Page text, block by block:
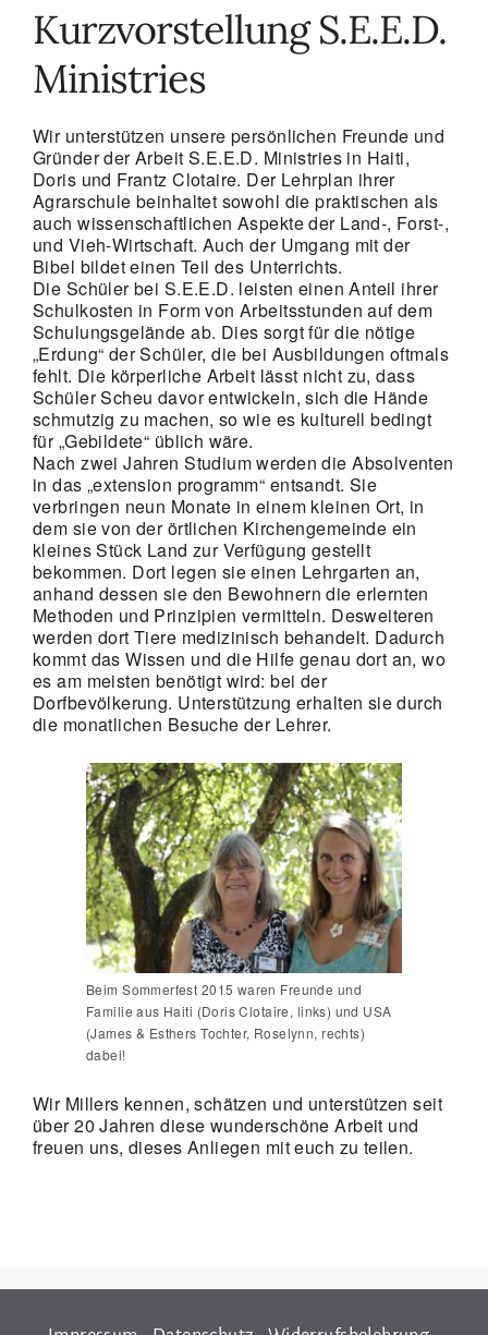
Kurzvorstellung S.E.E.D.
Ministries
Wir unterstützen unsere persönlichen Freunde und
Gründer der Arbeit S.E.E.D. Ministries in Haiti,
Doris und Frantz Clotaire. Der Lehrplan ihrer
Agrarschule beinhaltet sowohl die praktischen als
auch wissenschaftlichen Aspekte der Land-, Forst-,
und Vieh-Wirtschaft. Auch der Umgang mit der
Bibel bildet einen Teil des Unterrichts.
Die Schüler bei S.E.E.D. leisten einen Anteil ihrer
Schulkosten in Form von Arbeitsstunden auf dem
Schulungsgelände ab. Dies sorgt für die nötige
„Erdung“ der Schüler, die bei Ausbildungen oftmals
fehlt. Die körperliche Arbeit lässt nicht zu, dass
Schüler Scheu davor entwickeln, sich die Hände
schmutzig zu machen, so wie es kulturell bedingt
für „Gebildete“ üblich wäre.
Nach zwei Jahren Studium werden die Absolventen
in das „extension programm“ entsandt. Sie
verbringen neun Monate in einem kleinen Ort, in
dem sie von der örtlichen Kirchengemeinde ein
kleines Stück Land zur Verfügung gestellt
bekommen. Dort legen sie einen Lehrgarten an,
anhand dessen sie den Bewohnern die erlernten
Methoden und Prinzipien vermitteln. Desweiteren
werden dort Tiere medizinisch behandelt. Dadurch
kommt das Wissen und die Hilfe genau dort an, wo
es am meisten benötigt wird: bei der
Dorfbevölkerung. Unterstützung erhalten sie durch
die monatlichen Besuche der Lehrer.
Beim Sommerfest 2015 waren Freunde und
Familie aus Haiti (Doris Clotaire, links) und USA
(James & Esthers Tochter, Roselynn, rechts)
dabei!
Wir Millers kennen, schätzen und unterstützen seit
über 20 Jahren diese wunderschöne Arbeit und
freuen uns, dieses Anliegen mit euch zu teilen.